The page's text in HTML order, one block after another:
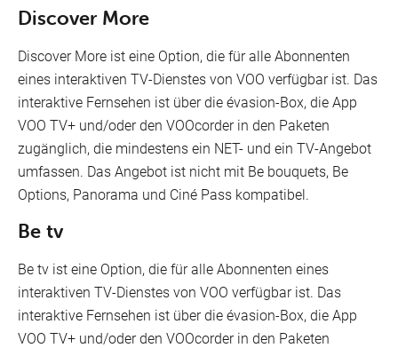
Discover More
Discover More ist eine Option, die für alle Abonnenten
eines interaktiven TV-Dienstes von VOO verfügbar ist. Das
interaktive Fernsehen ist über die évasion-Box, die App
VOO TV+ und/oder den VOOcorder in den Paketen
zugänglich, die mindestens ein NET- und ein TV-Angebot
umfassen. Das Angebot ist nicht mit Be bouquets, Be
Options, Panorama und Ciné Pass kompatibel.
Be tv
Be tv ist eine Option, die für alle Abonnenten eines
interaktiven TV-Dienstes von VOO verfügbar ist. Das
interaktive Fernsehen ist über die évasion-Box, die App
VOO TV+ und/oder den VOOcorder in den Paketen